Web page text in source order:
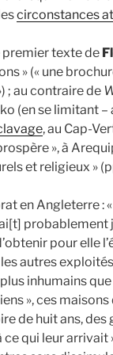
circonstances
premier texte de
» (« une
; au contraire de
(en se limitant –
, au Cap-
», à
et religieux »
en Angleterre :
pour elle
autres
inhumains
», ces
de huit ans,
qui leur arrivait